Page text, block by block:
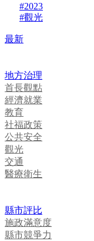
#2023
#觀光
最新
地方治理
首長觀點
經濟就業
教育
社福政策
公共安全
觀光
交通
醫療衛生
縣市評比
施政滿意度
縣市競爭力